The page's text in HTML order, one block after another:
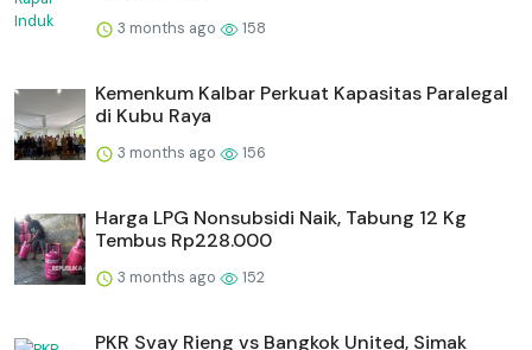
3 months ago 158
Kemenkum Kalbar Perkuat Kapasitas Paralegal
di Kubu Raya
3 months ago 156
Harga LPG Nonsubsidi Naik, Tabung 12 Kg
Tembus Rp228.000
3 months ago 152
PKR Svay Rieng vs Bangkok United, Simak